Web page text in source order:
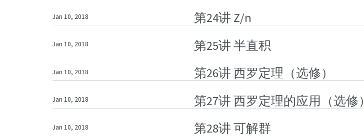
第24讲 Z/n
Jan 10, 2018
第25讲 半直积
Jan 10, 2018
第26讲 西罗定理（选修）
Jan 10, 2018
第27讲 西罗定理的应用（选修）
Jan 10, 2018
第28讲 可解群
Jan 10, 2018